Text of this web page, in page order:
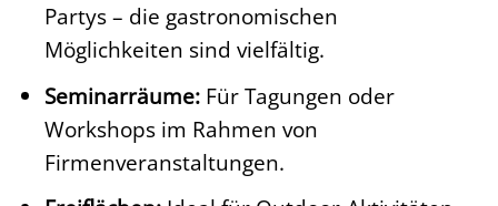
Partys – die gastronomischen
Möglichkeiten sind vielfältig.
Seminarräume:Für Tagungen oder
Workshops im Rahmen von
Firmenveranstaltungen.